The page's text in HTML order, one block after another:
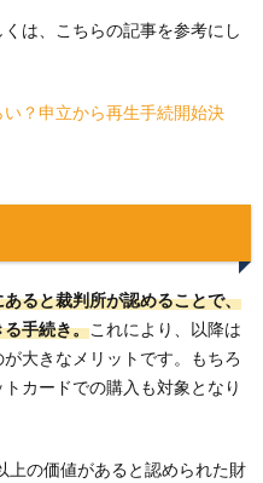
は、こちらの記事を参考にし
い？申立から再生手続開始決
ると裁判所が認めることで、
手続き。これにより、以降は
大きなメリットです。もちろ
カードでの購入も対象となり
上の価値があると認められた財